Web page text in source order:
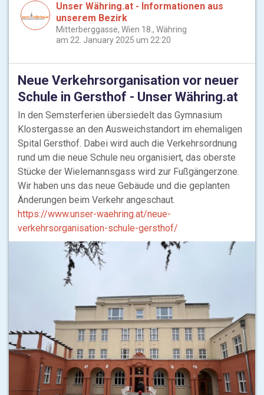
Unser Währing.at - Informationen aus
unserem Bezirk
Mitterberggasse, Wien 18., Währing
am 22. January 2025 um 22:20
Neue Verkehrsorganisation vor neuer
Schule in Gersthof - Unser Währing.at
In den Semsterferien übersiedelt das Gymnasium
Klostergasse an den Ausweichstandort im ehemaligen
Spital Gersthof. Dabei wird auch die Verkehrsordnung
rund um die neue Schule neu organisiert, das oberste
Stücke der Wielemannsgass wird zur Fußgängerzone.
Wir haben uns das neue Gebäude und die geplanten
Änderungen beim Verkehr angeschaut.
https://www.unser-waehring.at/neue-
verkehrsorganisation-schule-gersthof/